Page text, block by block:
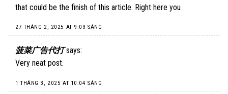
that could be the finish of this article. Right here you
27 THÁNG 2, 2025 AT 9:03 SÁNG
菠菜广告代打 says:
Very neat post.
1 THÁNG 3, 2025 AT 10:04 SÁNG